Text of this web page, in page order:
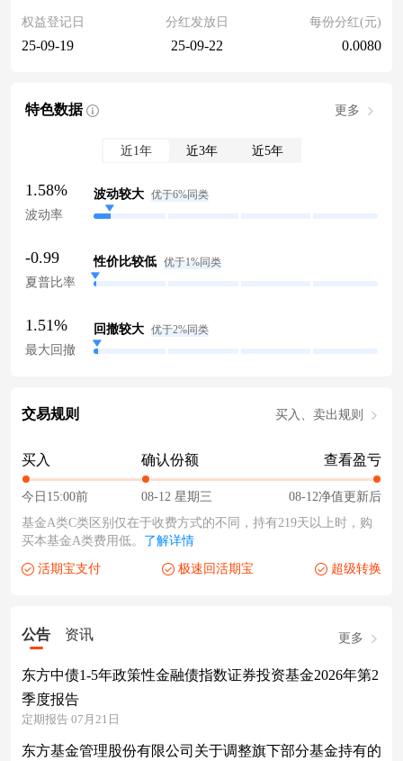
权益登记日
25-09-19
分红发放日
25-09-22
每份分红(元)
0.0080
特色数据 更多
近1年 近3年 近5年
1.58%
波动率
波动较大 优于6%同类
-0.99
夏普比率
性价比较低 优于1%同类
1.51%
最大回撤
回撤较大 优于2%同类
交易规则 买入、卖出规则
买入
今日15:00前
确认份额
08-12 星期三
查看盈亏
08-12净值更新后
基金A类C类区别仅在于收费方式的不同，持有219天以上时，购
买本基金A类费用低。 了解详情
活期宝支付 极速回活期宝 超级转换
公告 资讯 更多
东方中债1-5年政策性金融债指数证券投资基金2026年第2
季度报告
定期报告 07月21日
东方基金管理股份有限公司关于调整旗下部分基金持有的